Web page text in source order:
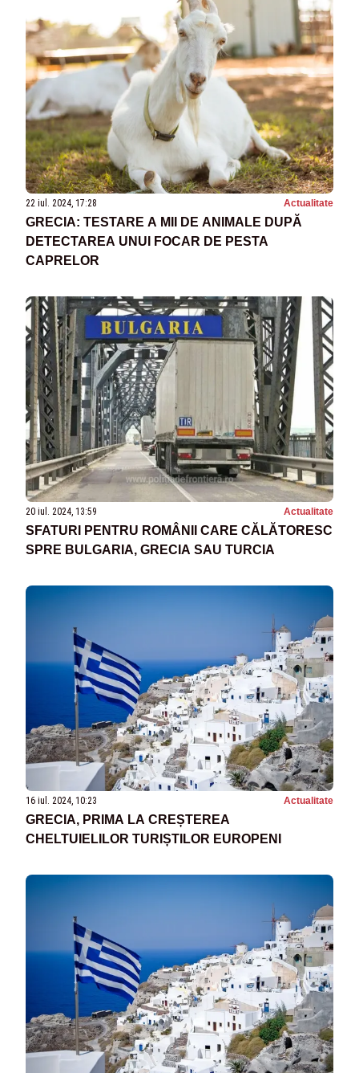
22 iul. 2024, 17:28 Actualitate
GRECIA: TESTARE A MII DE ANIMALE DUPĂ
DETECTAREA UNUI FOCAR DE PESTA
CAPRELOR
20 iul. 2024, 13:59 Actualitate
SFATURI PENTRU ROMÂNII CARE CĂLĂTORESC
SPRE BULGARIA, GRECIA SAU TURCIA
16 iul. 2024, 10:23 Actualitate
GRECIA, PRIMA LA CREȘTEREA
CHELTUIELILOR TURIȘTILOR EUROPENI